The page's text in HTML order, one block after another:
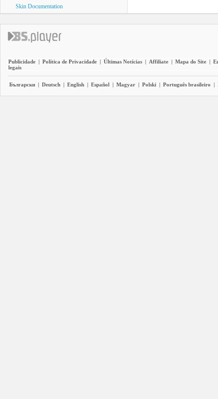
Skin Documentation
Publicidade | Política de Privacidade | Últimas Notícias | Affiliate | Mapa do Site |
legais
Български | Deutsch | English | Español | Magyar | Polski | Português brasileiro |